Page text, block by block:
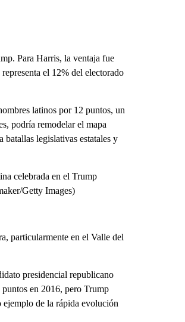
Para Harris, la ventaja fue
el 12% del electorado
latinos por 12 puntos, un
podría remodelar el mapa
batallas legislativas estatales y
celebrada en el Trump
Getty Images)
particularmente en el Valle del
presidencial republicano
en 2016, pero Trump
ejemplo de la rápida evolución